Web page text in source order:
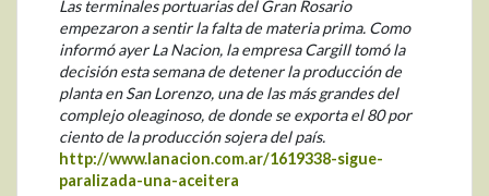
Las terminales portuarias del Gran Rosario
empezaron a sentir la falta de materia prima. Como
informó ayer La Nacion, la empresa Cargill tomó la
decisión esta semana de detener la producción de
planta en San Lorenzo, una de las más grandes del
complejo oleaginoso, de donde se exporta el 80 por
ciento de la producción sojera del país.
http://www.lanacion.com.ar/1619338-sigue-
paralizada-una-aceitera